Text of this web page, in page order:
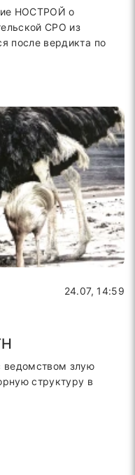
НОСТРОЙ о
СРО из
после вердикта по
24.07, 14:59
ведомством злую
структуру в